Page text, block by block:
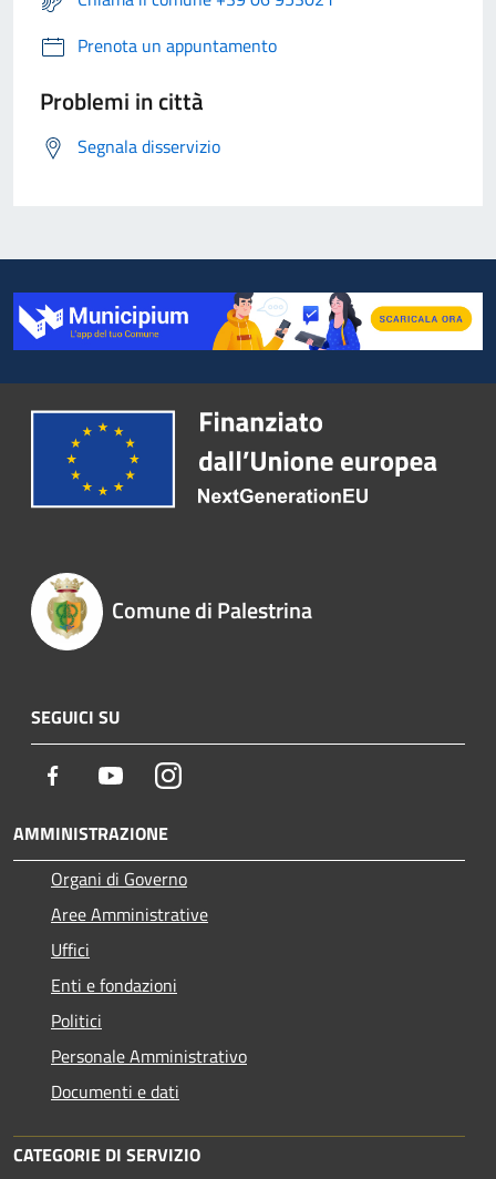
Prenota un appuntamento
Problemi in città
Segnala disservizio
Comune di Palestrina
SEGUICI SU
Facebook YoutubeInstagram
AMMINISTRAZIONE
Organi di Governo
Aree Amministrative
Uffici
Enti e fondazioni
Politici
Personale Amministrativo
Documenti e dati
CATEGORIE DI SERVIZIO